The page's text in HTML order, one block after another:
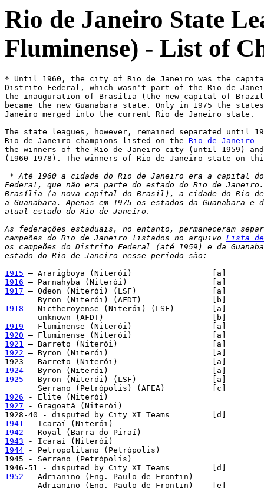
Rio de Janeiro State
Fluminense) - List of
* Until 1960, the city of Rio de Janeiro was the
Distrito Federal, which wasn't part of the Rio de
the inauguration of Brasília (the new capital of
became the new Guanabara state. Only in 1975 the
Janeiro merged into the current Rio de Janeiro state.
The state leagues, however, remained separated until
Rio de Janeiro champions listed on the Rio de Janeiro
the winners of the Rio de Janeiro city (until 1959)
(1960-1978). The winners of Rio de Janeiro state on
* Até 1960 a cidade do Rio de Janeiro era a capital
Federal, que não era parte do estado do Rio de Janeiro.
Brasília (a nova capital do Brasil), a cidade do Rio de
a Guanabara. Apenas em 1975 os estados da Guanabara
atual estado do Rio de Janeiro.
As federações estaduais, no entanto, permaneceram
campeões do Rio de Janeiro listados no arquivo Lista de
os campeões do Distrito Federal (até 1959) e da
estado do Rio de Janeiro nesse período são:
1915
1916
1917 – Odeon (Niterói) (LSF)                [a]
1918 – Nictheroyense (Niterói) (LSF)        [a]
1919
1920
1921
1922 – Byron (Niterói)                      [a]
1924
1925 – Byron (Niterói) (LSF)                [a]
1926
1927 - Gragoatá (Niterói)
1941
1942
1943
1944 - Petropolitano (Petrópolis)
1945 - Serrano (Petrópolis)
1952 - Adrianino (Eng. Paulo de Frontin)